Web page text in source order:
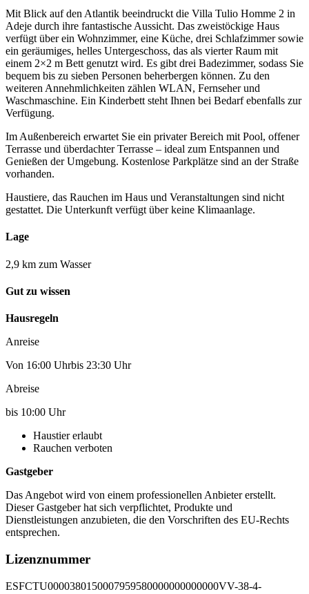
Mit Blick auf den Atlantik beeindruckt die Villa Tulio Homme 2 in
Adeje durch ihre fantastische Aussicht. Das zweistöckige Haus
verfügt über ein Wohnzimmer, eine Küche, drei Schlafzimmer sowie
ein geräumiges, helles Untergeschoss, das als vierter Raum mit
einem 2×2 m Bett genutzt wird. Es gibt drei Badezimmer, sodass Sie
bequem bis zu sieben Personen beherbergen können. Zu den
weiteren Annehmlichkeiten zählen WLAN, Fernseher und
Waschmaschine. Ein Kinderbett steht Ihnen bei Bedarf ebenfalls zur
Verfügung.
Im Außenbereich erwartet Sie ein privater Bereich mit Pool, offener
Terrasse und überdachter Terrasse – ideal zum Entspannen und
Genießen der Umgebung. Kostenlose Parkplätze sind an der Straße
vorhanden.
Haustiere, das Rauchen im Haus und Veranstaltungen sind nicht
gestattet. Die Unterkunft verfügt über keine Klimaanlage.
Lage
2,9 km zum Wasser
Gut zu wissen
Hausregeln
Anreise
Von 16:00 Uhrbis 23:30 Uhr
Abreise
bis 10:00 Uhr
Haustier erlaubt
Rauchen verboten
Gastgeber
Das Angebot wird von einem professionellen Anbieter erstellt.
Dieser Gastgeber hat sich verpflichtet, Produkte und
Dienstleistungen anzubieten, die den Vorschriften des EU-Rechts
entsprechen.
Lizenznummer
ESFCTU0000380150007959580000000000000VV-38-4-